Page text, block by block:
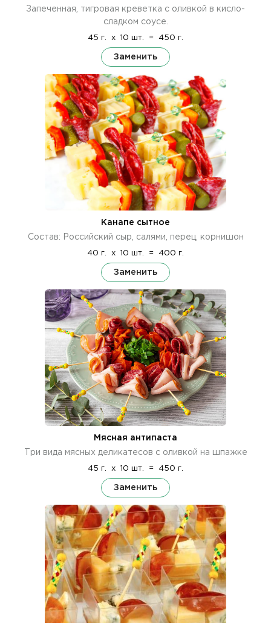
Запеченная, тигровая креветка с оливкой в кисло-
сладком соусе.
45 г. x 10 шт. = 450 г.
Заменить
Канапе сытное
Состав: Российский сыр, салями, перец, корнишон
40 г. x 10 шт. = 400 г.
Заменить
Мясная антипаста
Три вида мясных деликатесов с оливкой на шпажке
45 г. x 10 шт. = 450 г.
Заменить